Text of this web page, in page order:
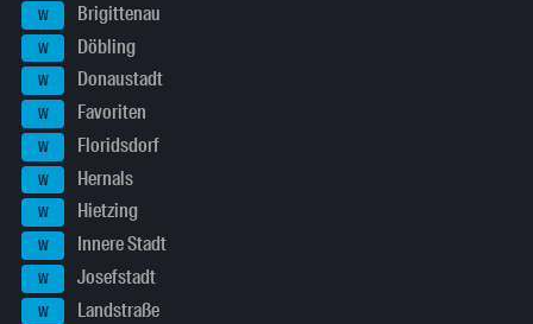
W Brigittenau
W Döbling
W Donaustadt
W Favoriten
W Floridsdorf
W Hernals
W Hietzing
W Innere Stadt
W Josefstadt
W Landstraße